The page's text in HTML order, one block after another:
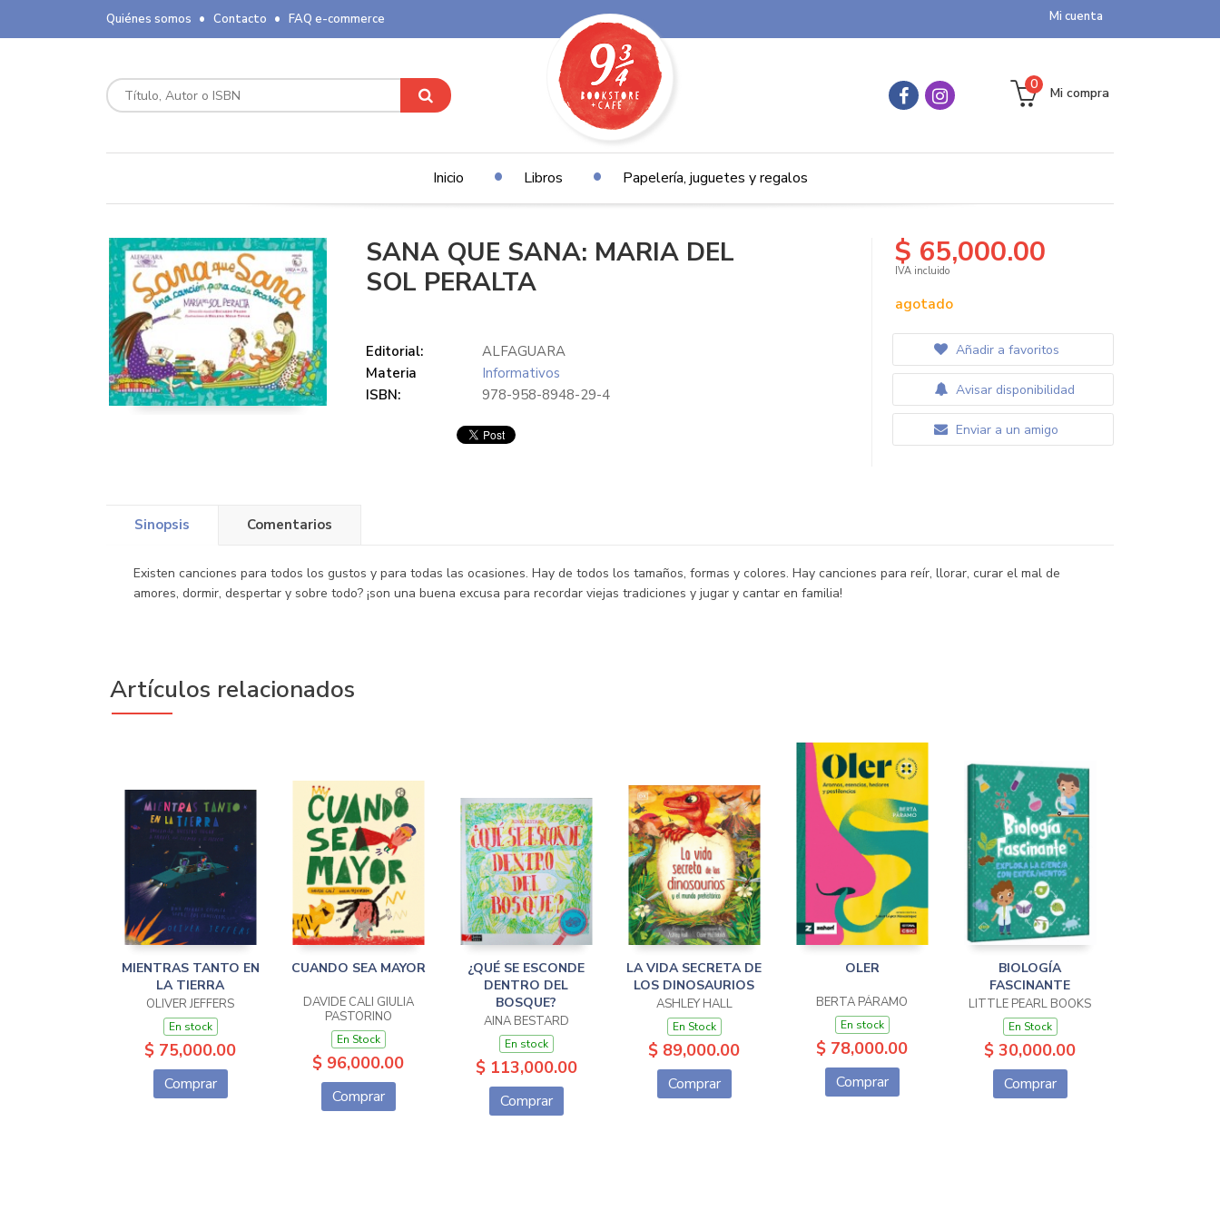
Mi cuenta
Quiénes somos Contacto FAQ e-commerce
Mi compra
0
Inicio Libros Papelería, juguetes y regalos
SANA QUE SANA: MARIA DEL
SOL PERALTA
Editorial:
ALFAGUARA
Materia
Informativos
ISBN:
978-958-8948-29-4
$ 65,000.00
IVA incluido
agotado
Añadir a favoritos
Avisar disponibilidad
Enviar a un amigo
Sinopsis Comentarios
Existen canciones para todos los gustos y para todas las ocasiones. Hay de todos los tamaños, formas y colores. Hay canciones para reír, llorar, curar el mal de
amores, dormir, despertar y sobre todo? ¡son una buena excusa para recordar viejas tradiciones y jugar y cantar en familia!
Artículos relacionados
MIENTRAS TANTO EN
LA TIERRA
OLIVER JEFFERS
En stock
$ 75,000.00
Comprar
CUANDO SEA MAYOR
DAVIDE CALI GIULIA
PASTORINO
En Stock
$ 96,000.00
Comprar
¿QUÉ SE ESCONDE
DENTRO DEL
BOSQUE?
AINA BESTARD
En stock
$ 113,000.00
Comprar
LA VIDA SECRETA DE
LOS DINOSAURIOS
ASHLEY HALL
En Stock
$ 89,000.00
Comprar
OLER
BERTA PÁRAMO
En stock
$ 78,000.00
Comprar
BIOLOGÍA
FASCINANTE
LITTLE PEARL BOOKS
En Stock
$ 30,000.00
Comprar